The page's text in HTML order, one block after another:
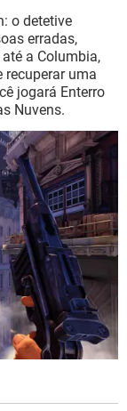
o detetive
erradas,
a Columbia,
recuperar uma
jogará Enterro
Nuvens.